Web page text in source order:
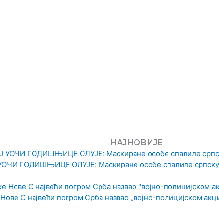
НАЈНОВИЈЕ
ГОДИШЊИЦЕ ОЛУЈЕ: Маскиране особе спалиле српску
С највећи погром Срба назвао „војно-полицијском